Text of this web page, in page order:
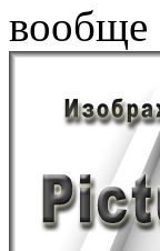
вообще